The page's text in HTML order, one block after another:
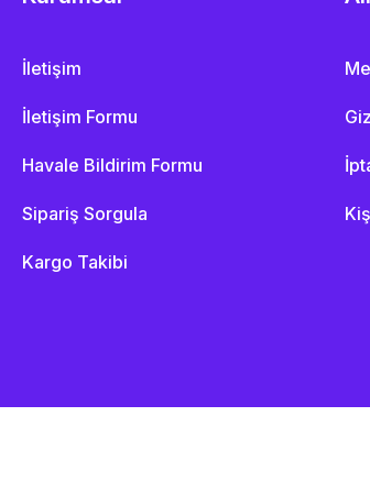
İletişim
İletişim Formu
Havale Bildirim Formu
Sipariş Sorgula
Kargo Takibi